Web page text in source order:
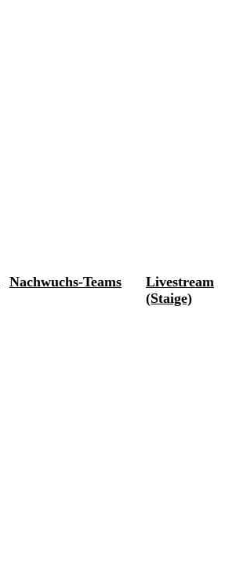
Nachwuchs-Teams
Livestream
(Staige)